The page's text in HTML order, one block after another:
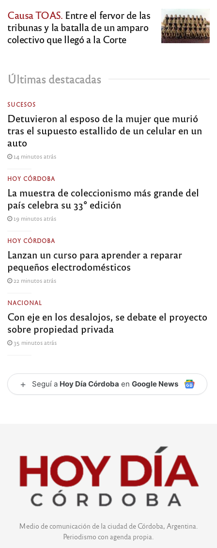
Causa TOAS. Entre el fervor de las
tribunas y la batalla de un amparo
colectivo que llegó a la Corte
Últimas destacadas
SUCESOS
Detuvieron al esposo de la mujer que murió
tras el supuesto estallido de un celular en un
auto
14 minutos atrás
HOY CÓRDOBA
La muestra de coleccionismo más grande del
país celebra su 33° edición
19 minutos atrás
HOY CÓRDOBA
Lanzan un curso para aprender a reparar
pequeños electrodomésticos
22 minutos atrás
NACIONAL
Con eje en los desalojos, se debate el proyecto
sobre propiedad privada
35 minutos atrás
+ Seguí a Hoy Día Córdoba en Google News
Medio de comunicación de la ciudad de Córdoba, Argentina.
Periodismo con agenda propia.